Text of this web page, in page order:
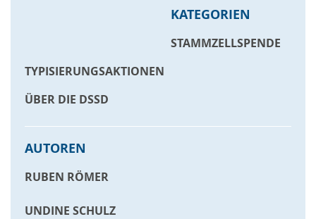
KATEGORIEN
STAMMZELLSPENDE
TYPISIERUNGSAKTIONEN
ÜBER DIE DSSD
AUTOREN
RUBEN RÖMER
UNDINE SCHULZ